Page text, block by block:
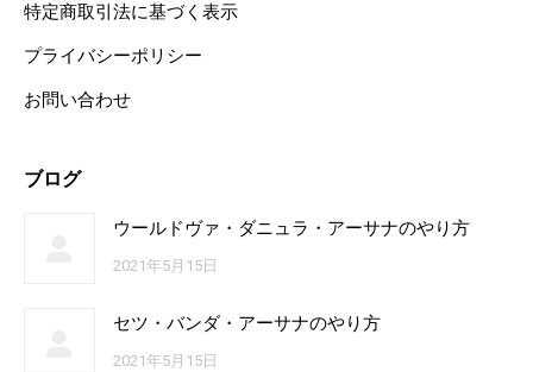
特定商取引法に基づく表示
プライバシーポリシー
お問い合わせ
ブログ
ウールドヴァ・ダニュラ・アーサナのやり方
2021年5月15日
セツ・バンダ・アーサナのやり方
2021年5月15日